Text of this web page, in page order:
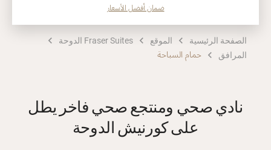
ضمان أفضل الأسعار
الصفحة الرئيسية الموقع
Fraser Suites الدوحة
المرافق
حمام السباحة
نادي صحي ومنتجع صحي فاخر يطل
على كورنيش الدوحة